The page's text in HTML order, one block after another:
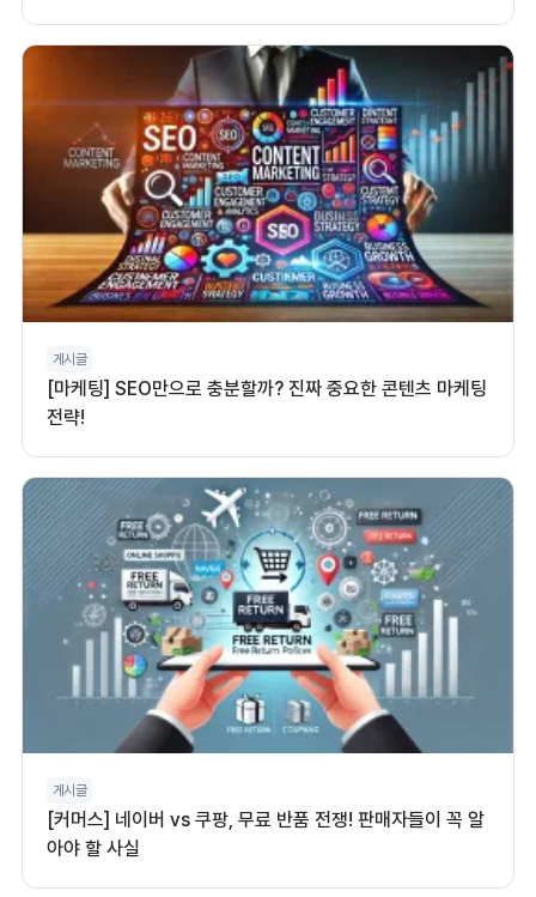
게시글
[마케팅] SEO만으로 충분할까? 진짜 중요한 콘텐츠 마케팅
전략!
게시글
[커머스] 네이버 vs 쿠팡, 무료 반품 전쟁! 판매자들이 꼭 알
아야 할 사실